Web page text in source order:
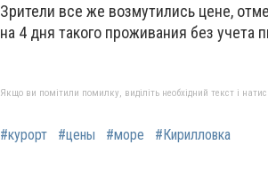
Зрители все же возмутились цене,
на 4 дня такого проживания без учета
Якщо ви помітили помилку, виділіть необхідний текст і
#курорт #цены #море #Кирилловка